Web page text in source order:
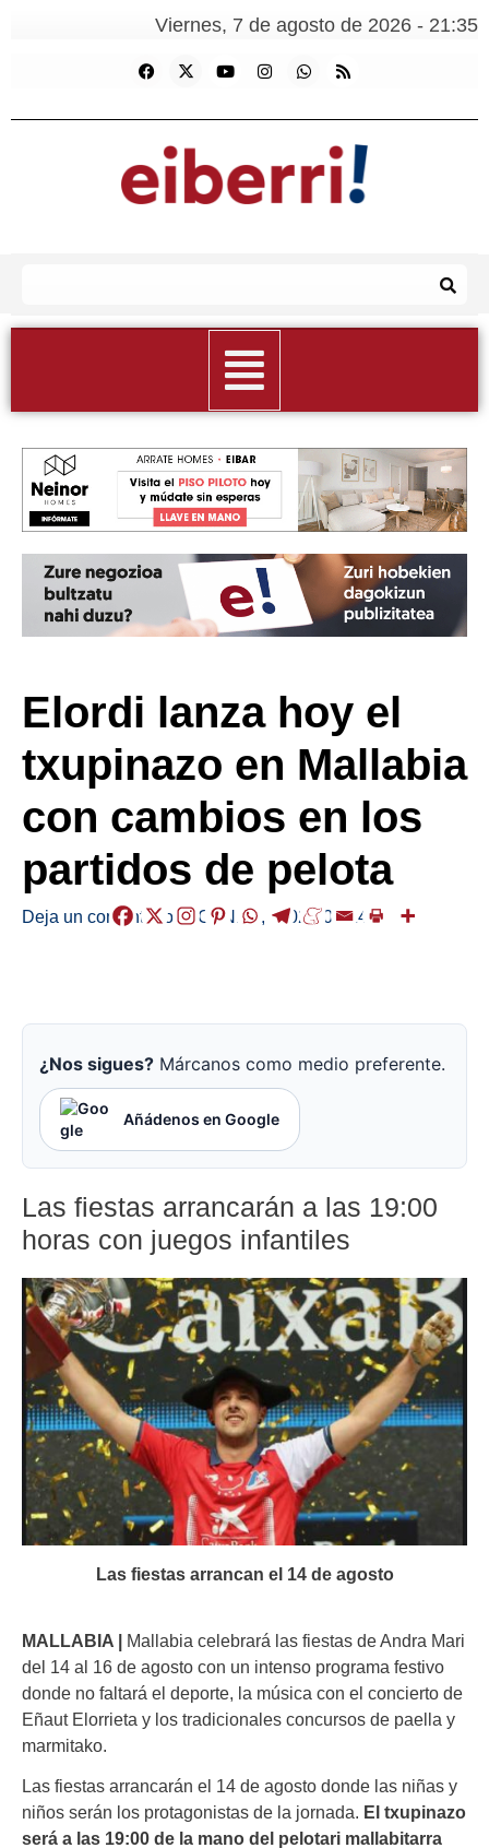
Viernes, 7 de agosto de 2026 - 21:35
Elordi lanza hoy el
txupinazo en Mallabia
con cambios en los
partidos de pelota
Deja un comentario /AGENDA , /2023-08-14
¿Nos sigues? Márcanos como medio preferente.
Añádenos en Google
Las fiestas arrancarán a las 19:00
horas con juegos infantiles
Las fiestas arrancan el 14 de agosto
MALLABIA |
Mallabia celebrará las fiestas de Andra Mari
del 14 al 16 de agosto con un intenso programa festivo
donde no faltará el deporte, la música con el concierto de
Eñaut Elorrieta y los tradicionales concursos de paella y
marmitako.
Las fiestas arrancarán el 14 de agosto donde las niñas y
niños serán los protagonistas de la jornada. El txupinazo
será a las 19:00 de la mano del pelotari mallabitarra